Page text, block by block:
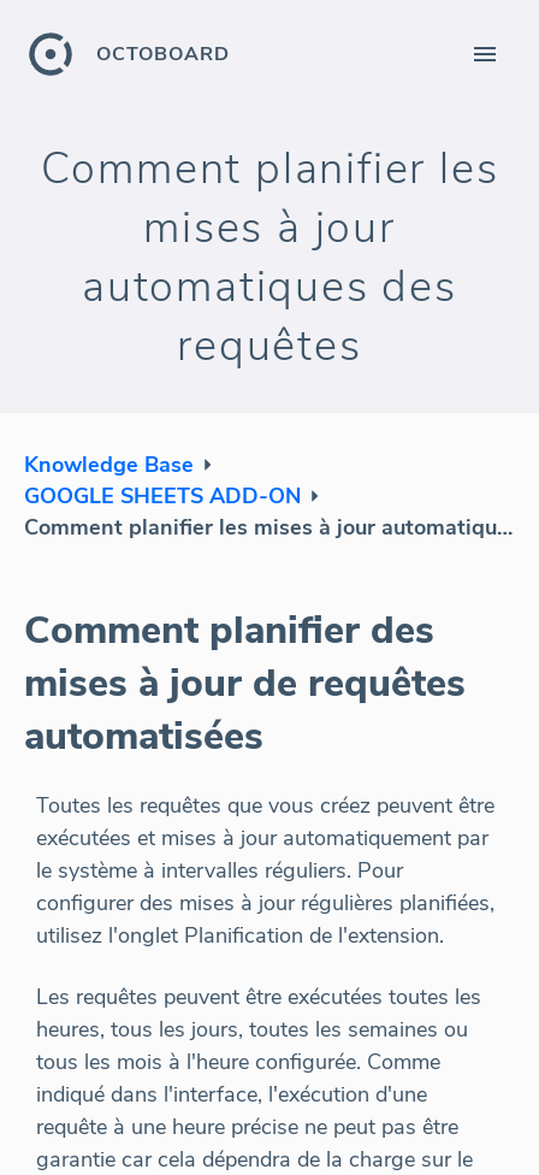
OCTOBOARD
Comment planifier les
mises à jour
automatiques des
requêtes
Knowledge Base
GOOGLE SHEETS ADD-ON
Comment planifier les mises à jour automatiques des requêtes
Comment planifier des
mises à jour de requêtes
automatisées
Toutes les requêtes que vous créez peuvent être
exécutées et mises à jour automatiquement par
le système à intervalles réguliers. Pour
configurer des mises à jour régulières planifiées,
utilisez l'onglet Planification de l'extension.
Les requêtes peuvent être exécutées toutes les
heures, tous les jours, toutes les semaines ou
tous les mois à l'heure configurée. Comme
indiqué dans l'interface, l'exécution d'une
requête à une heure précise ne peut pas être
garantie car cela dépendra de la charge sur le